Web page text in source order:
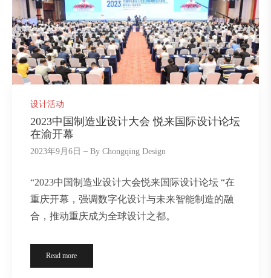
设计活动
2023中国制造业设计大会 悦来国际设计论坛
在渝开幕
2023年9月6日 ByChongqing Design
“2023中国制造业设计大会悦来国际设计论坛 “在
重庆开幕，强调数字化设计与未来智能制造的融
合，推动重庆成为全球设计之都。
Read more